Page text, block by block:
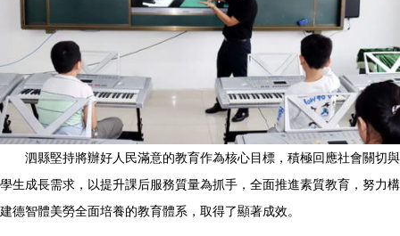
泗縣堅持將辦好人民滿意的教育作為核心目標，積極回應社會關切與
學生成長需求，以提升課后服務質量為抓手，全面推進素質教育，努力構
建德智體美勞全面培養的教育體系，取得了顯著成效。